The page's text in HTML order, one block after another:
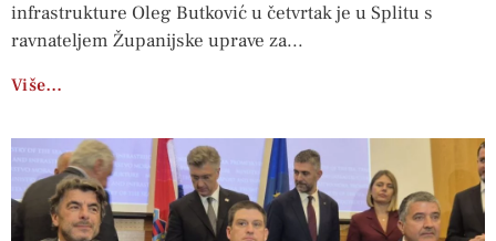
infrastrukture Oleg Butković u četvrtak je u Splitu s
ravnateljem Županijske uprave za
Više…